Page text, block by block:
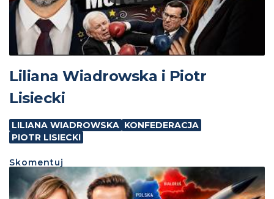
Liliana Wiadrowska i Piotr
Lisiecki
LILIANA WIADROWSKA KONFEDERACJA
PIOTR LISIECKI
Skomentuj